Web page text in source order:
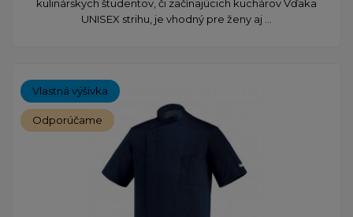
kulinárskych študentov, či začínajúcich kuchárov Vďaka
UNISEX strihu, je vhodný pre ženy aj ...
Vlastná výšivka
Odporúčame